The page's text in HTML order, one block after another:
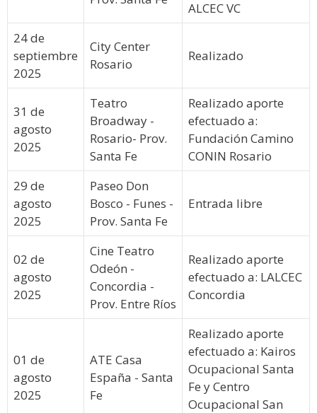
ALCEC VC
24 de
septiembre
2025
City Center
Rosario
Realizado
31 de
agosto
2025
Teatro
Broadway -
Rosario- Prov.
Santa Fe
Realizado aporte
efectuado a:
Fundación Camino
CONIN Rosario
29 de
agosto
2025
Paseo Don
Bosco - Funes -
Prov. Santa Fe
Entrada libre
02 de
agosto
2025
Cine Teatro
Odeón -
Concordia -
Prov. Entre Ríos
Realizado aporte
efectuado a: LALCEC
Concordia
01 de
agosto
2025
ATE Casa
España - Santa
Fe
Realizado aporte
efectuado a: Kairos
Ocupacional Santa
Fe y Centro
Ocupacional San